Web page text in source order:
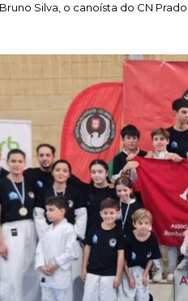
Silva, o canoísta do CN